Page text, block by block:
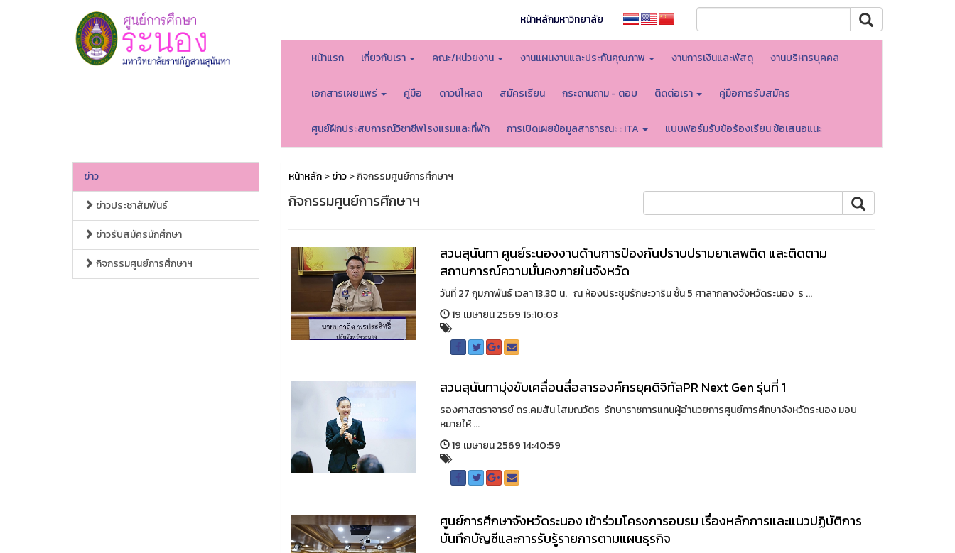
หน้าหลักมหาวิทยาลัย
หน้าแรก เกี่ยวกับเรา คณะ/หน่วยงาน งานแผนงานและประกันคุณภาพ งานการเงินและพัสดุ งานบริหารบุคคล
เอกสารเผยแพร่ คู่มือ ดาวน์โหลด สมัครเรียน กระดานถาม - ตอบ ติดต่อเรา คู่มือการรับสมัคร
ศูนย์ฝึกประสบการณ์วิชาชีพโรงแรมและที่พัก การเปิดเผยข้อมูลสาธารณะ : ITA แบบฟอร์มรับข้อร้องเรียน ข้อเสนอแนะ
ข่าว
ข่าวประชาสัมพันธ์
ข่าวรับสมัครนักศึกษา
กิจกรรมศูนย์การศึกษาฯ
หน้าหลัก>ข่าว> กิจกรรมศูนย์การศึกษาฯ
กิจกรรมศูนย์การศึกษาฯ
สวนสุนันทา ศูนย์ระนอง​ งานด้านการป้องกันปราบปรามยาเสพติด และติดตาม
สถานการณ์ความมั่นคงภายในจังหวัด
วันที่ 27 กุมภาพันธ์ เวลา 13.30 น. ณ ห้องประชุมรักษะวาริน ชั้น 5 ศาลากลางจังหวัดระนอง ร ...
19 เมษายน 2569 15:10:03
สวนสุนันทามุ่งขับเคลื่อนสื่อสารองค์กรยุคดิจิทัล​ PR Next Gen รุ่นที่ 1​
รองศาสตราจารย์ ดร.คมสัน โสมณวัตร รักษาราชการแทนผู้อำนวยการศูนย์การศึกษาจังหวัดระนอง มอบ
หมายให้ ...
19 เมษายน 2569 14:40:59
ศูนย์การศึกษาจังหวัดระนอง เข้าร่วมโครงการอบรม​ เรื่อง​ หลักการและแนวปฏิบัติการ
บันทึกบัญชีและการรับรู้รายการตามแผนธุรกิจ